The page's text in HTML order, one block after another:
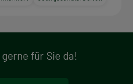
für Sie da!